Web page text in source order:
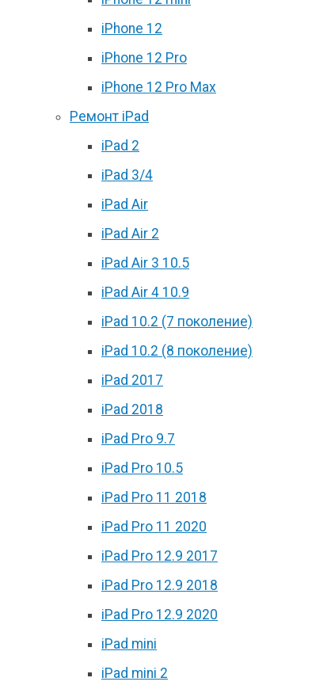
iPhone 12
iPhone 12 Pro
iPhone 12 Pro Max
Ремонт iPad
iPad 2
iPad 3/4
iPad Air
iPad Air 2
iPad Air 3 10.5
iPad Air 4 10.9
iPad 10.2 (7 поколение)
iPad 10.2 (8 поколение)
iPad 2017
iPad 2018
iPad Pro 9.7
iPad Pro 10.5
iPad Pro 11 2018
iPad Pro 11 2020
iPad Pro 12.9 2017
iPad Pro 12.9 2018
iPad Pro 12.9 2020
iPad mini
iPad mini 2